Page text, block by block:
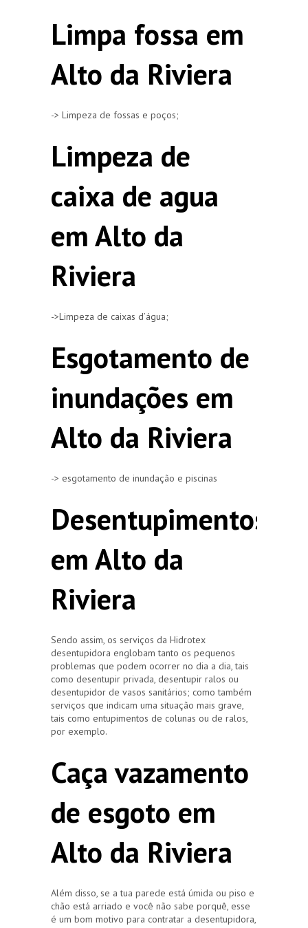
Limpa fossa em
Alto da Riviera
-> Limpeza de fossas e poços;
Limpeza de
caixa de agua
em Alto da
Riviera
->Limpeza de caixas d’água;
Esgotamento de
inundações em
Alto da Riviera
-> esgotamento de inundação e piscinas
Desentupimentos
em Alto da
Riviera
Sendo assim, os serviços da Hidrotex
desentupidora englobam tanto os pequenos
problemas que podem ocorrer no dia a dia, tais
como desentupir privada, desentupir ralos ou
desentupidor de vasos sanitários; como também
serviços que indicam uma situação mais grave,
tais como entupimentos de colunas ou de ralos,
por exemplo.
Caça vazamento
de esgoto em
Alto da Riviera
Além disso, se a tua parede está úmida ou piso e
chão está arriado e você não sabe porquê, esse
é um bom motivo para contratar a desentupidora,